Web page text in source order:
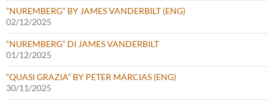
“NUREMBERG” BY JAMES VANDERBILT (ENG)
02/12/2025
“NUREMBERG” DI JAMES VANDERBILT
01/12/2025
“QUASI GRAZIA” BY PETER MARCIAS (ENG)
30/11/2025